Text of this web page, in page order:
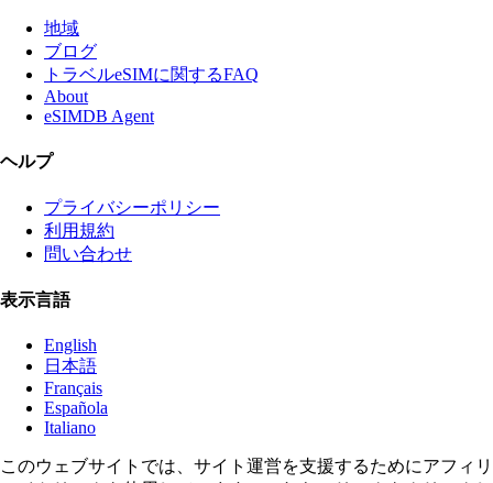
地域
ブログ
トラベルeSIMに関するFAQ
About
eSIMDB Agent
ヘルプ
プライバシーポリシー
利用規約
問い合わせ
表示言語
English
日本語
Français
Española
Italiano
このウェブサイトでは、サイト運営を支援するためにアフィリ